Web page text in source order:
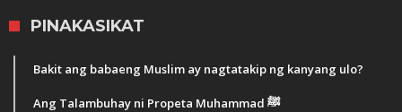
PINAKASIKAT
Bakit ang babaeng Muslim ay nagtatakip ng kanyang ulo?
Ang Talambuhay ni Propeta Muhammad ﷺ